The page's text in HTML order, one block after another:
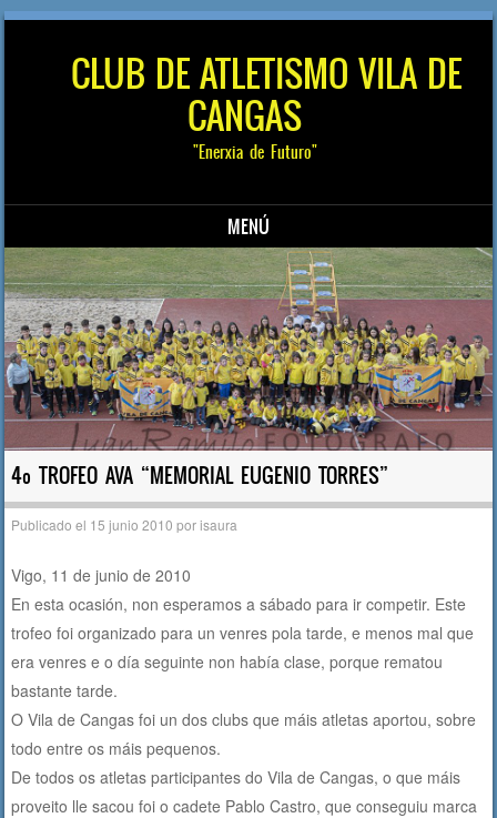
CLUB DE ATLETISMO VILA DE
CANGAS
"Enerxia de Futuro"
MENÚ
Saltar al contenido
4º TROFEO AVA “MEMORIAL EUGENIO TORRES”
Publicado el 15 junio 2010 porisaura
Vigo, 11 de junio de 2010
En esta ocasión, non esperamos a sábado para ir competir. Este
trofeo foi organizado para un venres pola tarde, e menos mal que
era venres e o día seguinte non había clase, porque rematou
bastante tarde.
O Vila de Cangas foi un dos clubs que máis atletas aportou, sobre
todo entre os máis pequenos.
De todos os atletas participantes do Vila de Cangas, o que máis
proveito lle sacou foi o cadete Pablo Castro, que conseguiu marca